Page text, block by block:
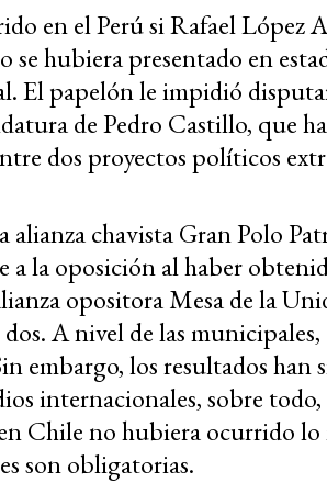
en el Perú si Rafael López
se hubiera presentado en
El papelón le impidió
de Pedro Castillo, que
dos proyectos políticos
alianza chavista Gran Polo
la oposición al haber
opositora Mesa de la
A nivel de las municipales,
embargo, los resultados han
internacionales, sobre
Chile no hubiera ocurrido lo
son obligatorias.